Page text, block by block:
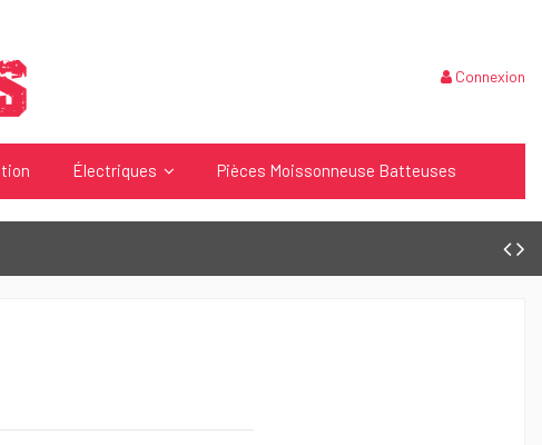
Connexion
Électriques Pièces Moissonneuse Batteuses